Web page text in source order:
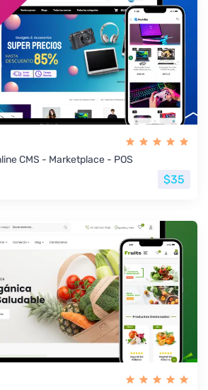
CMS - Marketplace - POS
$35